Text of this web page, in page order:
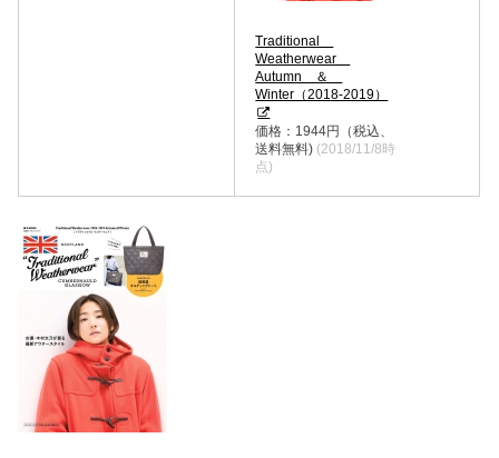
Traditional
Weatherwear
Autumn ＆
Winter（2018-2019）
価格：1944円（税込、
送料無料) (2018/11/8時
点)